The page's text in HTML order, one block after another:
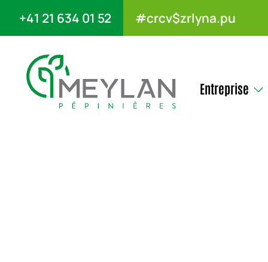
+41 21 634 01 52 #crcv$zrlyna.pu
Entreprise